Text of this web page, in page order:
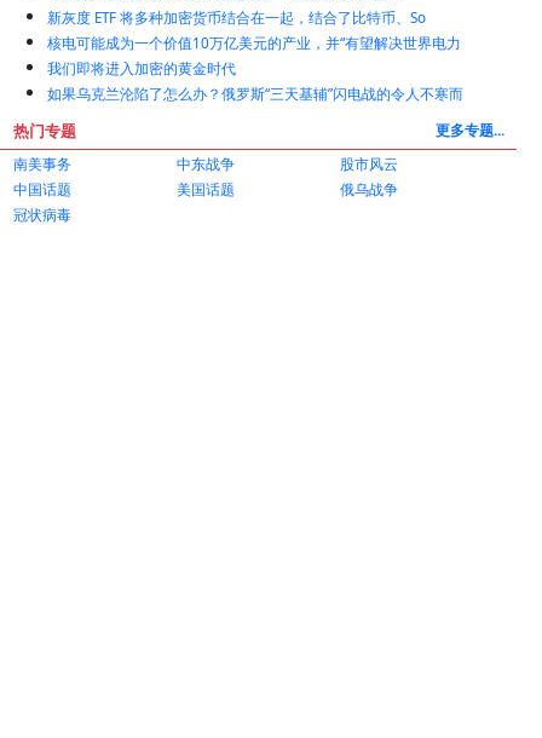
“英国公司实现 1,000 倍的能源回报”：核聚变成为现实，
新灰度 ETF 将多种加密货币结合在一起，结合了比特币、So
核电可能成为一个价值10万亿美元的产业，并“有望解决世界电力
我们即将进入加密的黄金时代
热门专题
更多专题...
南美事务
中东战争
股市风云
中国话题